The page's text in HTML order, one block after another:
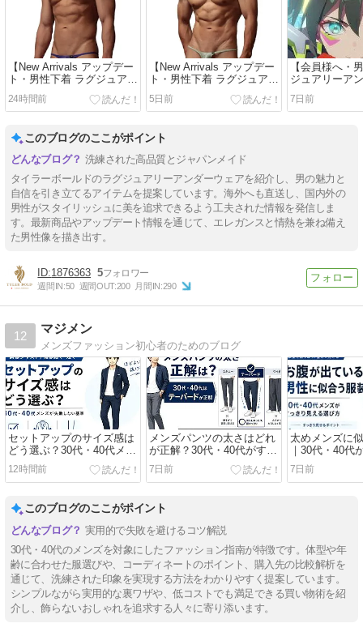
【New Arrivals アップデー
ト・男性下着 ラグジュアリ
ーアンダーウェアブログ】
24時間前
【New Arrivals アップデー
ト・男性下着 ラグジュアリ
ーアンダーウェアブログ】
5日前
【会員様へ・
ジュアリーア
ブログ】
7日前
このブログのここがポイント
洗練された高品質とジャパンメイド
タイラーボールドのラグジュアリーアンダーウェアを紹介し、男の魅力と
自信を引き立てるアイテムを提案しています。海外へも直送し、国内外の
男性がスタイリッシュに美を追求できるよう工夫された情報を発信しま
す。最新商品やアップデート情報を通じて、エレガンスと情熱を兼ね備え
た男性像を描き出す。
1876363 5
週間IN:50 週間OUT:200 月間IN:290
12
マジメン
メンズファッション初心者のためのブログ
セットアップのサイズ感は
どう選ぶ？30代・40代メン
ズが失敗しない基準
12時間前
メンズパンツの太さはどれ
が正解？30代・40代がすっ
きり見える選び方
7日前
太めメンズに
｜30代・40代
見える服の選
7日前
このブログのここがポイント
実用的で失敗を避けるコツ解説
30代・40代のメンズを対象にしたファッション指南が特徴です。体型や年
齢に合わせた服選びや、コーディネートのポイント、購入先の比較解析を
通じて、洗練された印象を実現する方法をわかりやすく提案しています。
シンプルながら実用的な裏ワザや、低コストでも満足できる買い物術を紹
介し、飾らないおしゃれを追求する人々に寄り添います。